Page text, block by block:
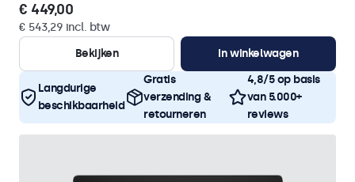
€ 449,00
€ 543,29 incl. btw
Bekijken
In winkelwagen
Langdurige
beschikbaarheid
Gratis
verzending &
retourneren
4,8/5 op basis
van 5.000+
reviews